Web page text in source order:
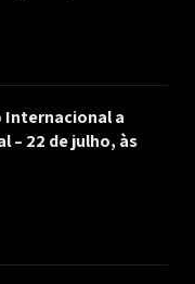
Internacional a
– 22 de julho, às